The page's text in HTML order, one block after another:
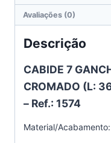
Avaliações (0)
Descrição
CABIDE 7
CROMADO (L:
– Ref.: 1574
Material/Acabamento: